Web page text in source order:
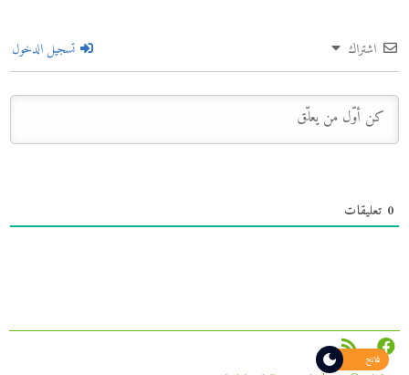
اشتراك تسجيل الدخول
0 تعليقات
فاتح